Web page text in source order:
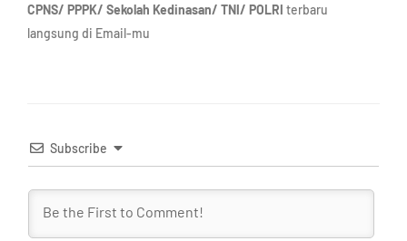
CPNS/ PPPK/ Sekolah Kedinasan/ TNI/ POLRI terbaru
langsung di Email-mu
Subscribe